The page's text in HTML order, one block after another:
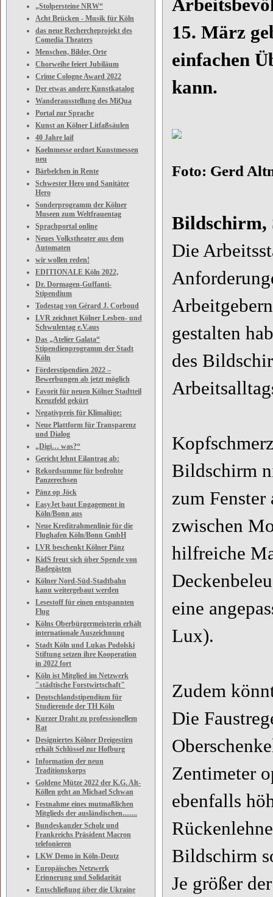
„Stolpersteine NRW“
Acht Brücken - Musik für Köln
das neue Rechercheprojekt des
Comedia Theaters
Menschen, Bilder, Orte
Chorweihe feiert Jubiläum
Crime Cologne Award 2022
Der etwas andere Kunstkatalog
Wanderausstellung des MiQua
Portal zur Sprache
Kunst an Kölner Litfaßsäulen
40 Jahre laif
Koelnmesse ordnet Kunstmessen
neu
Bärbelchen in Rente
Schwester Hero und Sanitäter
Hero
Sonderprogramm der Kölner
Museen zum Weltfrauentag
Sprachportal online
Neues Volkstheater aus dem
Automaten
wir wollen reden!
EDITIONALE Köln 2022,
Dr. Dormagen-Guffanti-
Stipendium
Todestag von Gérard J. Corboud
LVR zeichnet Kölner Lesben- und
Schwulentag e.V.aus
Das „Atelier Galata“
Stipendienprogramm der Stadt
Köln
Förderstipendien 2022 –
Bewerbungen ab jetzt möglich
Favorit für neuen Kölner Stadtteil
Kreuzfeld gekürt
Negativpreis für Klimalüge:
Neue Plattform für Transparenz
und Dialog
„Digi… was?“
Gericht lehnt Eilantrag ab:
Rekordsumme für bedrohte
Panzerechsen
Pänz op Jöck
EasyJet baut Engagement in
Köln/Bonn aus
Neue Kreditrahmenlinie für die
Flughafen Köln/Bonn GmbH
LVR beschenkt Kölner Pänz
KidS freut sich über Spende von
Badegästen
Kölner Nord-Süd-Stadtbahn
kann weitergebaut werden
Lesestoff für einen entspannten
Flug
Kölns Oberbürgermeisterin erhält
internationale Auszeichnung
Stadt Köln und Lukas Podolski
Stiftung setzen ihre Kooperation
in 2022 fort
Köln ist Mitglied im Netzwerk
"städtische Forstwirtschaft"
Deutschlandstipendium für
Studierende der TH Köln
Kurzer Draht zu professionellem
Rat
Designiertes Kölner Dreigestirn
erhält Schlüssel zur Hofburg
Information der neun
Traditionskorps
Goldene Mütze 2022 der K.G. Alt-
Köllen geht an Michael Schwan
Festnahme eines mutmaßlichen
Mitglieds der ausländischen........
Bundeskanzler Scholz und
Frankreichs Präsident Macron
telefonieren
LKW Demo in Köln-Deutz
Europäisches Netzwerk
Erinnerung und Solidarität
Entschließung über die Ukraine
15. März
einfachen
kann.
Foto: Gerd
Bildschirm,
Die
gestalten
des
Bildschirm
zum
zwischen
hilfreiche
eine
Lux).
Zudem
Die
Zentimeter
ebenfalls
Bildschirm
Je größer